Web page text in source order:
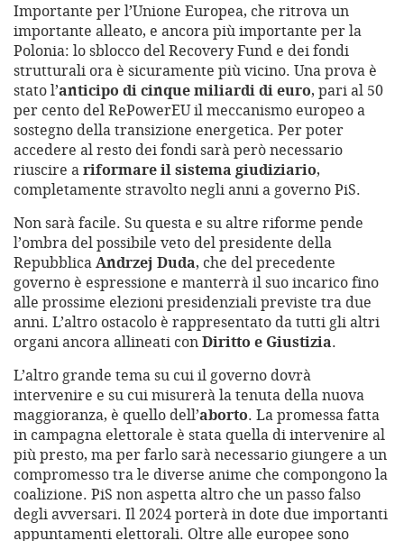
Importante per l’Unione Europea, che ritrova un
importante alleato, e ancora più importante per la
Polonia: lo sblocco del Recovery Fund e dei fondi
strutturali ora è sicuramente più vicino. Una prova è
stato l’anticipo di cinque miliardi di euro, pari al 50
per cento del RePowerEU il meccanismo europeo a
sostegno della transizione energetica. Per poter
accedere al resto dei fondi sarà però necessario
riuscire ariformare il sistema giudiziario,
completamente stravolto negli anni a governo PiS.
Non sarà facile. Su questa e su altre riforme pende
l’ombra del possibile veto del presidente della
RepubblicaAndrzej Duda, che del precedente
governo è espressione e manterrà il suo incarico fino
alle prossime elezioni presidenziali previste tra due
anni. L’altro ostacolo è rappresentato da tutti gli altri
organi ancora allineati conDiritto e Giustizia.
L’altro grande tema su cui il governo dovrà
intervenire e su cui misurerà la tenuta della nuova
maggioranza, è quello dell’aborto. La promessa fatta
in campagna elettorale è stata quella di intervenire al
più presto, ma per farlo sarà necessario giungere a un
compromesso tra le diverse anime che compongono la
coalizione. PiS non aspetta altro che un passo falso
degli avversari. Il 2024 porterà in dote due importanti
appuntamenti elettorali. Oltre alle europee sono